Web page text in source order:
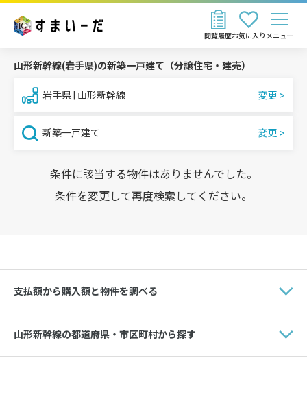
お気に入り
閲覧履歴 メニュー
山形新幹線(岩手県)の新築一戸建て（分譲住宅・建売）
岩手県 | 山形新幹線
新築一戸建て
条件に該当する物件はありませんでした。
条件を変更して再度検索してください。
支払額から購入額と物件を調べる
山形新幹線の都道府県・市区町村から探す